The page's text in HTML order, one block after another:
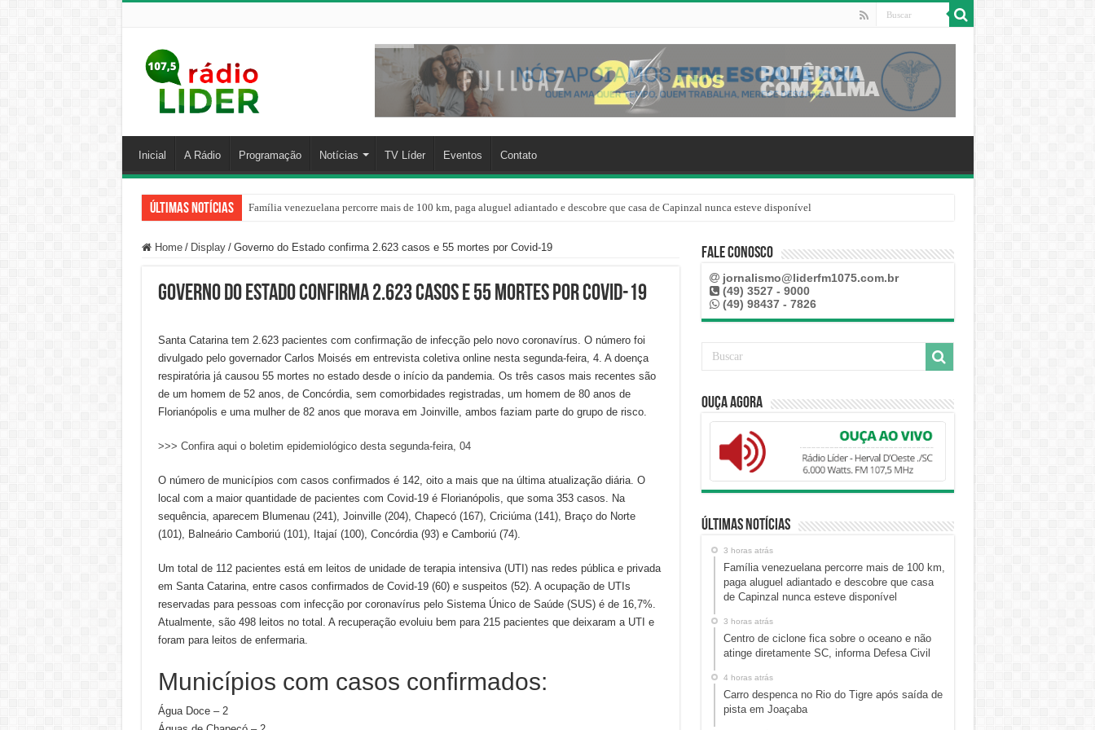
Inicial A Rádio Programação Notícias TV Líder Eventos Contato
Últimas Notícias Família venezuelana percorre mais de 100 km, paga aluguel adiantado e descobre que casa de Capinzal nunca esteve disponível
Centro de ciclone fica sobre o oceano e não atinge diretamente SC, informa Defesa Civil
Home / Display / Governo do Estado confirma 2.623 casos e 55 mortes por Covid-19
Governo do Estado confirma 2.623 casos e 55 mortes por Covid-19
Santa Catarina tem 2.623 pacientes com confirmação de infecção pelo novo coronavírus. O número foi
divulgado pelo governador Carlos Moisés em entrevista coletiva online nesta segunda-feira, 4. A doença
respiratória já causou 55 mortes no estado desde o início da pandemia. Os três casos mais recentes são
de um homem de 52 anos, de Concórdia, sem comorbidades registradas, um homem de 80 anos de
Florianópolis e uma mulher de 82 anos que morava em Joinville, ambos faziam parte do grupo de risco.
>>> Confira aqui o boletim epidemiológico desta segunda-feira, 04
O número de municípios com casos confirmados é 142, oito a mais que na última atualização diária. O
local com a maior quantidade de pacientes com Covid-19 é Florianópolis, que soma 353 casos. Na
sequência, aparecem Blumenau (241), Joinville (204), Chapecó (167), Criciúma (141), Braço do Norte
(101), Balneário Camboriú (101), Itajaí (100), Concórdia (93) e Camboriú (74).
Um total de 112 pacientes está em leitos de unidade de terapia intensiva (UTI) nas redes pública e privada
em Santa Catarina, entre casos confirmados de Covid-19 (60) e suspeitos (52). A ocupação de UTIs
reservadas para pessoas com infecção por coronavírus pelo Sistema Único de Saúde (SUS) é de 16,7%.
Atualmente, são 498 leitos no total. A recuperação evoluiu bem para 215 pacientes que deixaram a UTI e
foram para leitos de enfermaria.
Municípios com casos confirmados:
Água Doce – 2
Fale Conosco
jornalismo@liderfm1075.com.br
(49) 3527 - 9000
(49) 98437 - 7826
Ouça Agora
Últimas Notícias
3 horas atrás
Família venezuelana percorre mais de 100 km,
paga aluguel adiantado e descobre que casa
de Capinzal nunca esteve disponível
3 horas atrás
Centro de ciclone fica sobre o oceano e não
atinge diretamente SC, informa Defesa Civil
4 horas atrás
Carro despenca no Rio do Tigre após saída de
pista em Joaçaba